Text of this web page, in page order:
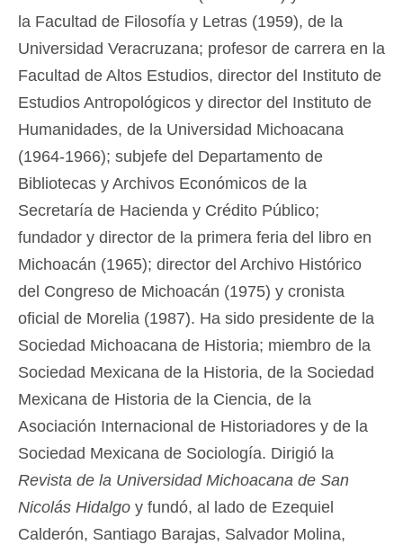
la Facultad de Filosofía y Letras (1959), de la
Universidad Veracruzana; profesor de carrera en la
Facultad de Altos Estudios, director del Instituto de
Estudios Antropológicos y director del Instituto de
Humanidades, de la Universidad Michoacana
(1964-1966); subjefe del Departamento de
Bibliotecas y Archivos Económicos de la
Secretaría de Hacienda y Crédito Público;
fundador y director de la primera feria del libro en
Michoacán (1965); director del Archivo Histórico
del Congreso de Michoacán (1975) y cronista
oficial de Morelia (1987). Ha sido presidente de la
Sociedad Michoacana de Historia; miembro de la
Sociedad Mexicana de la Historia, de la Sociedad
Mexicana de Historia de la Ciencia, de la
Asociación Internacional de Historiadores y de la
Sociedad Mexicana de Sociología. Dirigió la
Revista de la Universidad Michoacana de San
Nicolás Hidalgo y fundó, al lado de Ezequiel
Calderón, Santiago Barajas, Salvador Molina,